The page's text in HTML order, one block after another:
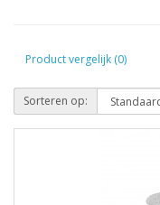
Product vergelijk (0)
Sorteren op: